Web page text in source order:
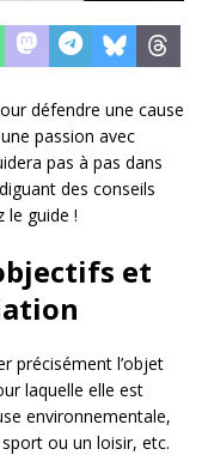
défendre une cause
passion avec
pas à pas dans
des conseils
le guide !
et
précisément l’objet
laquelle elle est
environnementale,
ou un loisir, etc.